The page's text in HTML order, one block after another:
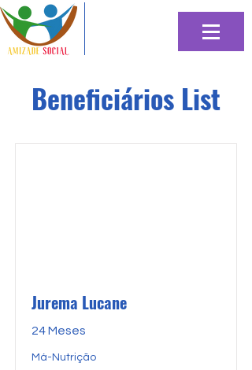
Beneficiários List
Jurema Lucane
24 Meses
Má-Nutrição